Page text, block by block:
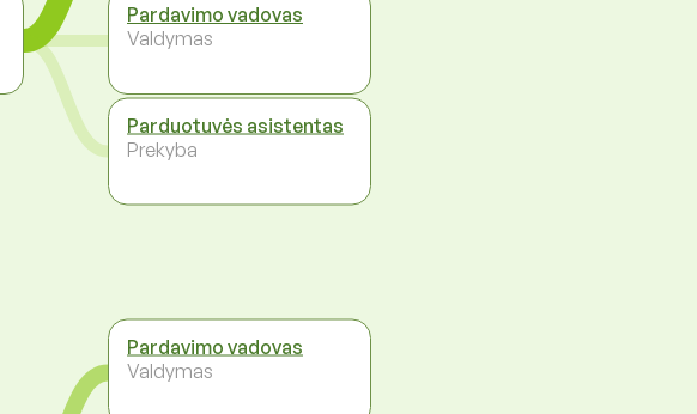
Pardavimo vadovas
Valdymas
Parduotuvės asistentas
Prekyba
Pardavimo vadovas
Valdymas